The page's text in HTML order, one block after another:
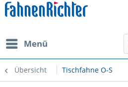
Menü
Übersicht Tischfahne O-S